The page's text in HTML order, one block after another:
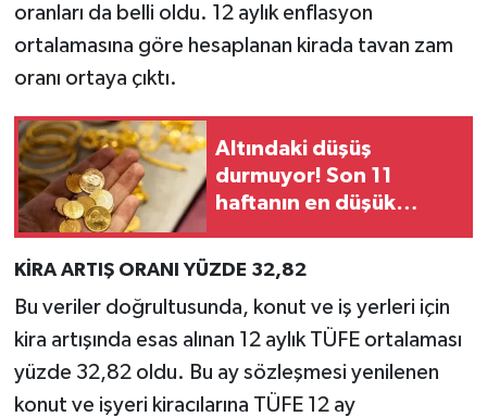
oranları da belli oldu. 12 aylık enflasyon
ortalamasına göre hesaplanan kirada tavan zam
oranı ortaya çıktı.
Altındaki düşüş
durmuyor! Son 11
haftanın en düşük
KİRA ARTIŞ ORANI YÜZDE 32,82
Bu veriler doğrultusunda, konut ve iş yerleri için
kira artışında esas alınan 12 aylık TÜFE ortalaması
yüzde 32,82 oldu. Bu ay sözleşmesi yenilenen
konut ve işyeri kiracılarına TÜFE 12 ay